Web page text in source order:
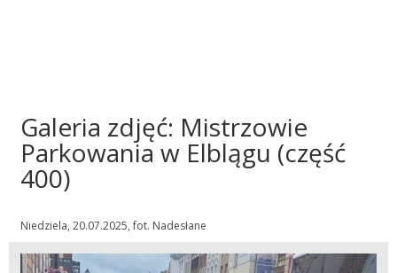
Galeria zdjęć: Mistrzowie
Parkowania w Elblągu (część
400)
Niedziela, 20.07.2025, fot. Nadesłane